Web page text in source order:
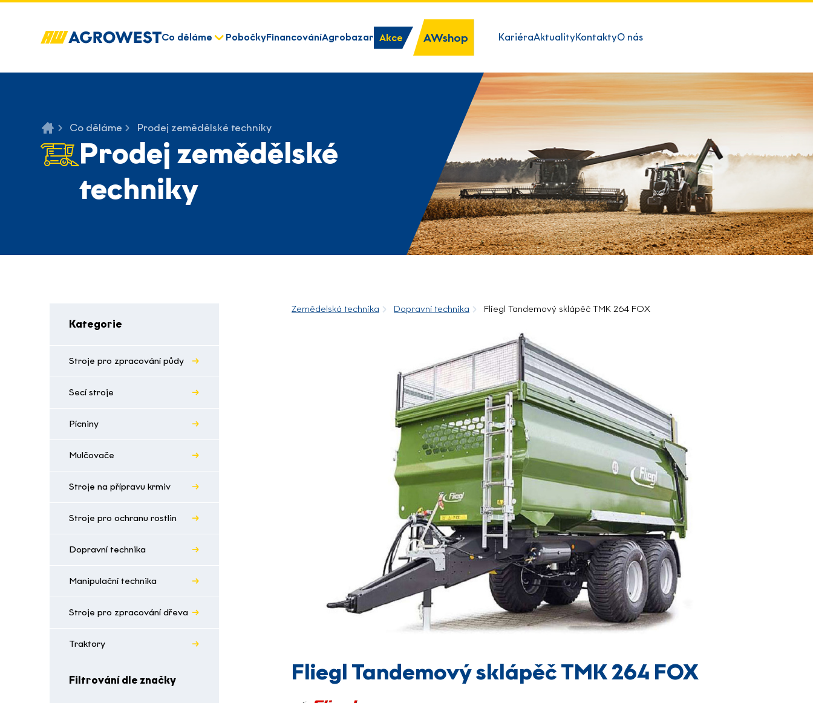
Co děláme PobočkyFinancováníAgrobazar Akce AWshop KariéraAktualityKontaktyO nás
Co děláme Prodej zemědělské techniky
Prodej zemědělské
techniky
Kategorie
Stroje pro zpracování půdy
Secí stroje
Pícniny
Mulčovače
Stroje na přípravu krmiv
Stroje pro ochranu rostlin
Dopravní technika
Manipulační technika
Stroje pro zpracování dřeva
Traktory
Filtrování dle značky
Zemědelská technika Dopravní technika Fliegl Tandemový sklápěč TMK 264 FOX
Fliegl Tandemový sklápěč TMK 264 FOX